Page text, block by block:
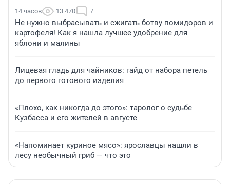
14 часов 13 470 7
Не нужно выбрасывать и сжигать ботву помидоров и
картофеля! Как я нашла лучшее удобрение для
яблони и малины
Лицевая гладь для чайников: гайд от набора петель
до первого готового изделия
«Плохо, как никогда до этого»: таролог о судьбе
Кузбасса и его жителей в августе
«Напоминает куриное мясо»: ярославцы нашли в
лесу необычный гриб — что это